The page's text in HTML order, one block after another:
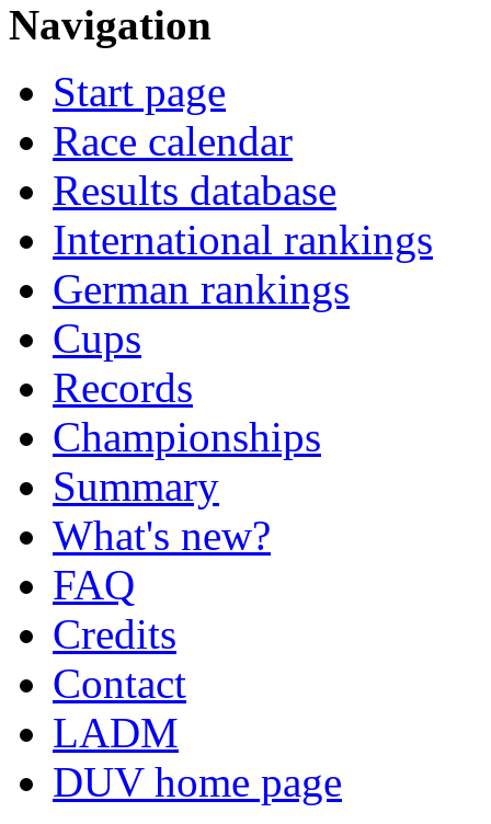
Navigation
Start page
Race calendar
Results database
International rankings
German rankings
Cups
Records
Championships
Summary
What's new?
FAQ
Credits
Contact
LADM
DUV home page